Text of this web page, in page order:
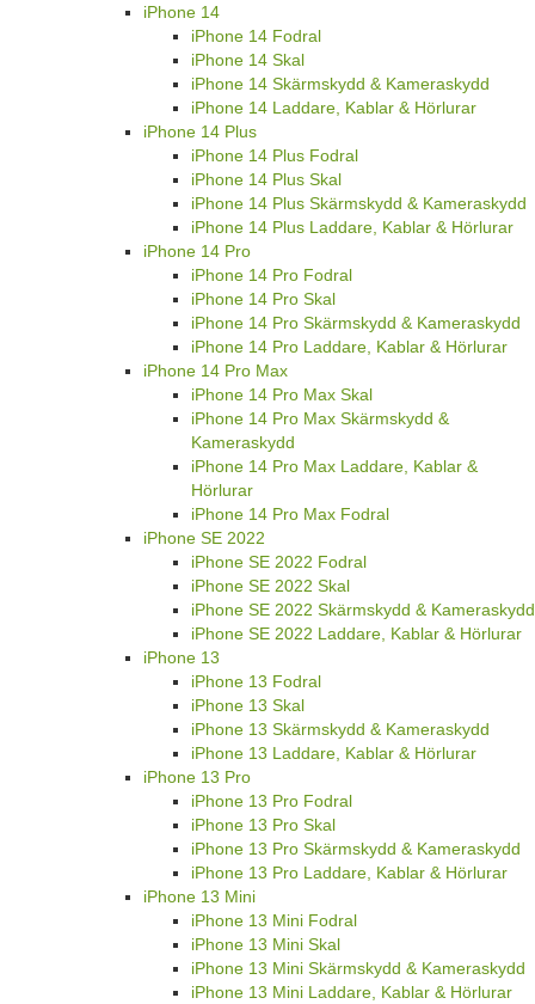
iPhone 14
iPhone 14 Fodral
iPhone 14 Skal
iPhone 14 Skärmskydd & Kameraskydd
iPhone 14 Laddare, Kablar & Hörlurar
iPhone 14 Plus
iPhone 14 Plus Fodral
iPhone 14 Plus Skal
iPhone 14 Plus Skärmskydd & Kameraskydd
iPhone 14 Plus Laddare, Kablar & Hörlurar
iPhone 14 Pro
iPhone 14 Pro Fodral
iPhone 14 Pro Skal
iPhone 14 Pro Skärmskydd & Kameraskydd
iPhone 14 Pro Laddare, Kablar & Hörlurar
iPhone 14 Pro Max
iPhone 14 Pro Max Skal
iPhone 14 Pro Max Skärmskydd &
Kameraskydd
iPhone 14 Pro Max Laddare, Kablar &
Hörlurar
iPhone 14 Pro Max Fodral
iPhone SE 2022
iPhone SE 2022 Fodral
iPhone SE 2022 Skal
iPhone SE 2022 Skärmskydd & Kameraskydd
iPhone SE 2022 Laddare, Kablar & Hörlurar
iPhone 13
iPhone 13 Fodral
iPhone 13 Skal
iPhone 13 Skärmskydd & Kameraskydd
iPhone 13 Laddare, Kablar & Hörlurar
iPhone 13 Pro
iPhone 13 Pro Fodral
iPhone 13 Pro Skal
iPhone 13 Pro Skärmskydd & Kameraskydd
iPhone 13 Pro Laddare, Kablar & Hörlurar
iPhone 13 Mini
iPhone 13 Mini Fodral
iPhone 13 Mini Skal
iPhone 13 Mini Skärmskydd & Kameraskydd
iPhone 13 Mini Laddare, Kablar & Hörlurar